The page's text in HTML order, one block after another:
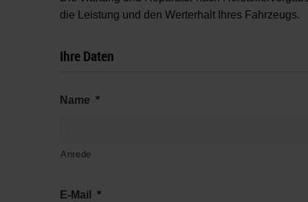
die Leistung und den Werterhalt Ihres Fahrzeugs.
Ihre Daten
Name *
Anrede
E-Mail *